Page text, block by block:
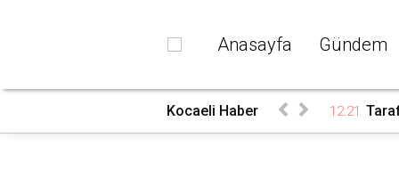
Anasayfa Gündem
Kocaeli Haber 12:21